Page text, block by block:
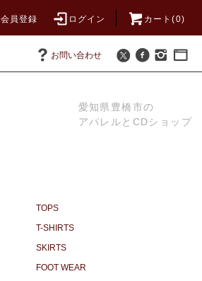
会員登録 ログイン カート(0)
お問い合わせ
愛知県豊橋市の
アパレルとCDショップ
TOPS
T-SHIRTS
SKIRTS
FOOT WEAR